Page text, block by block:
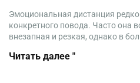
Эмоциональная дистанция редко
конкретного повода. Часто она
внезапная и резкая, однако в
Читать далее "